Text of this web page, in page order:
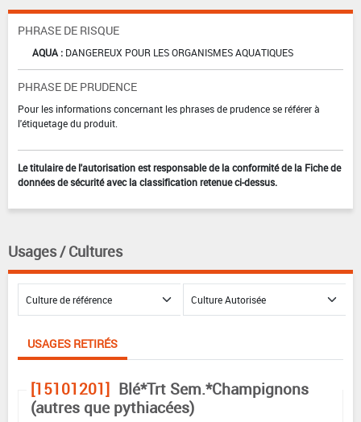
PHRASE DE RISQUE
AQUA : DANGEREUX POUR LES ORGANISMES AQUATIQUES
PHRASE DE PRUDENCE
Pour les informations concernant les phrases de prudence se référer à
l'étiquetage du produit.
Le titulaire de l'autorisation est responsable de la conformité de la Fiche de
données de sécurité avec la classification retenue ci-dessus.
Usages / Cultures
USAGES RETIRÉS
[15101201] Blé*Trt Sem.*Champignons
(autres que pythiacées)